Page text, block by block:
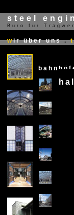
steel
Büro für
wir über uns . t
X